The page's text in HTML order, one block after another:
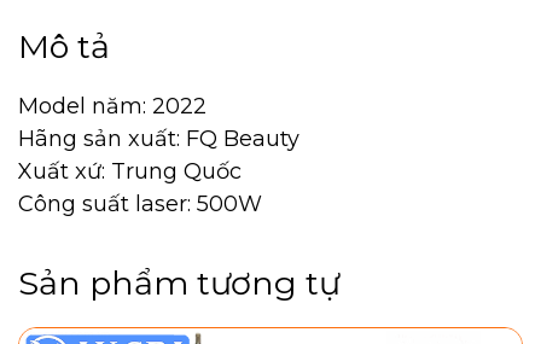
Mô tả
Model năm: 2022
Hãng sản xuất: FQ Beauty
Xuất xứ: Trung Quốc
Công suất laser: 500W
Sản phẩm tương tự